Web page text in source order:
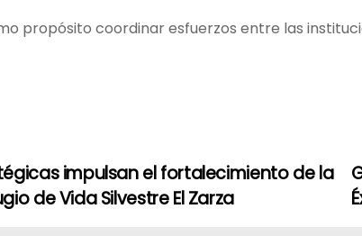
propósito coordinar esfuerzos entre las
impulsan el fortalecimiento de la
de Vida Silvestre El Zarza